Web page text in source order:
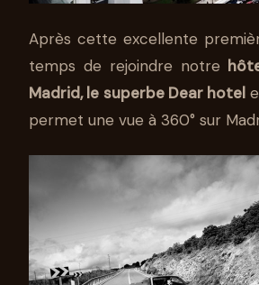
Après cette excellente
temps de rejoindre notre
Madrid, le superbe Dear hotel
permet une vue à 360° sur